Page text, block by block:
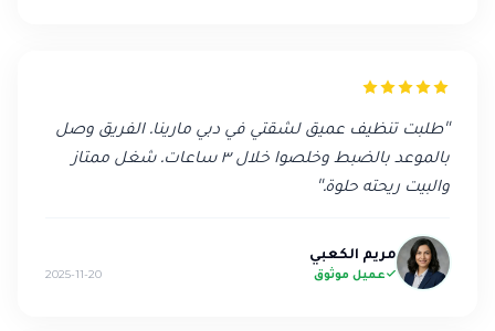
"طلبت تنظيف عميق لشقتي في دبي مارينا. الفريق وصل
بالموعد بالضبط وخلصوا خلال ٣ ساعات. شغل ممتاز
والبيت ريحته حلوة."
مريم الكعبي
عميل موثوق 2025-11-20